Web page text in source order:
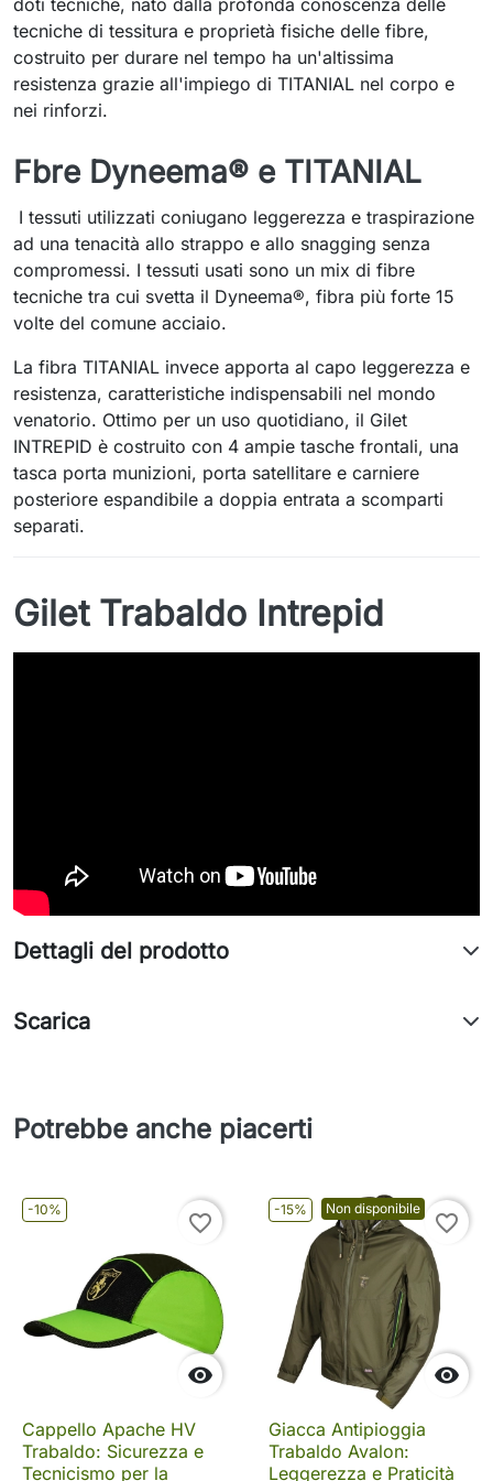
doti tecniche, nato dalla profonda conoscenza delle
tecniche di tessitura e proprietà fisiche delle fibre,
costruito per durare nel tempo ha un'altissima
resistenza grazie all'impiego di TITANIAL nel corpo e
nei rinforzi.
Fbre Dyneema® e TITANIAL
I tessuti utilizzati coniugano leggerezza e traspirazione
ad una tenacità allo strappo e allo snagging senza
compromessi. I tessuti usati sono un mix di fibre
tecniche tra cui svetta il Dyneema®, fibra più forte 15
volte del comune acciaio.
La fibra TITANIAL invece apporta al capo leggerezza e
resistenza, caratteristiche indispensabili nel mondo
venatorio. Ottimo per un uso quotidiano, il Gilet
INTREPID è costruito con 4 ampie tasche frontali, una
tasca porta munizioni, porta satellitare e carniere
posteriore espandibile a doppia entrata a scomparti
separati.
Gilet Trabaldo Intrepid
Dettagli del prodotto
Scarica
Potrebbe anche piacerti
-10%

favorite_border
Cappello Apache HV
Trabaldo: Sicurezza e
Tecnicismo per la
-15% Non disponibile

favorite_border
Giacca Antipioggia
Trabaldo Avalon:
Leggerezza e Praticità